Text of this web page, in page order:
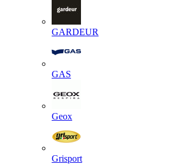
GARDEUR
GAS
Geox
Grisport